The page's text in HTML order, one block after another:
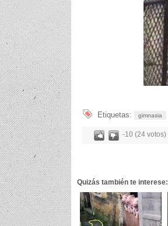
Etiquetas: gimnasia
-10 (24 votos)
Quizás también te interese: